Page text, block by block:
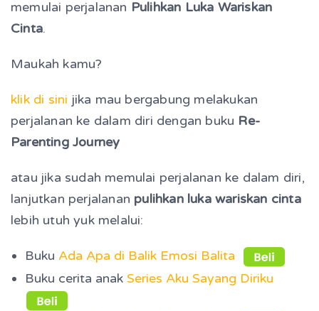
memulai perjalanan Pulihkan Luka Wariskan
Cinta.
Maukah kamu?
klik di sini jika mau bergabung melakukan
perjalanan ke dalam diri dengan buku Re-
Parenting Journey
atau jika sudah memulai perjalanan ke dalam diri,
lanjutkan perjalanan pulihkan luka wariskan cinta
lebih utuh yuk melalui:
Buku Ada Apa di Balik Emosi Balita
Buku cerita anak Series Aku Sayang Diriku